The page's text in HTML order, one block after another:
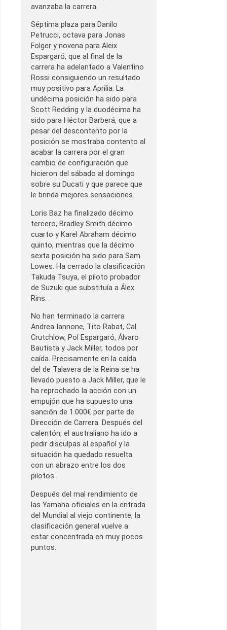
avanzaba la carrera.
Séptima plaza para Danilo
Petrucci, octava para Jonas
Folger y novena para Aleix
Espargaró, que al final de la
carrera ha adelantado a Valentino
Rossi consiguiendo un resultado
muy positivo para Aprilia. La
undécima posición ha sido para
Scott Redding y la duodécima ha
sido para Héctor Barberá, que a
pesar del descontento por la
posición se mostraba contento al
acabar la carrera por el gran
cambio de configuración que
hicieron del sábado al domingo
sobre su Ducati y que parece que
le brinda mejores sensaciones.
Loris Baz ha finalizado décimo
tercero, Bradley Smith décimo
cuarto y Karel Abraham décimo
quinto, mientras que la décimo
sexta posición ha sido para Sam
Lowes. Ha cerrado la clasificación
Takuda Tsuya, el piloto probador
de Suzuki que substituía a Álex
Rins.
No han terminado la carrera
Andrea Iannone, Tito Rabat, Cal
Crutchlow, Pol Espargaró, Álvaro
Bautista y Jack Miller, todos por
caída. Precisamente en la caída
del de Talavera de la Reina se ha
llevado puesto a Jack Miller, que le
ha reprochado la acción con un
empujón que ha supuesto una
sanción de 1.000€ por parte de
Dirección de Carrera. Después del
calentón, el australiano ha ido a
pedir disculpas al español y la
situación ha quedado resuelta
con un abrazo entre los dos
pilotos.
Después del mal rendimiento de
las Yamaha oficiales en la entrada
del Mundial al viejo continente, la
clasificación general vuelve a
estar concentrada en muy pocos
puntos.